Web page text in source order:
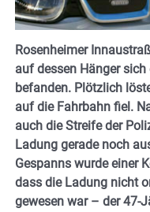
Rosenheimer
auf dessen Hänger
befanden. Plötzlich
auf die Fahrbahn fiel.
auch die Streife der
Ladung gerade noch
Gespanns wurde einer
dass die Ladung nicht
gewesen war – der 47-